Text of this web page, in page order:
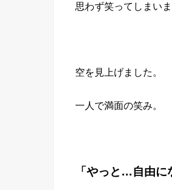
思わず笑ってしまいま
空を見上げました。
一人で満面の笑み。
「やっと…自由に